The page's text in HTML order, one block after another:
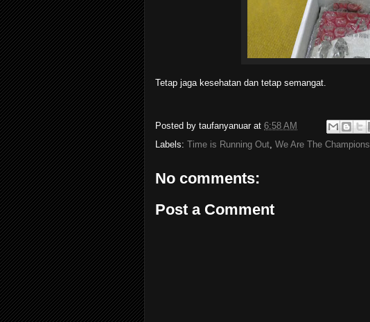
Tetap jaga kesehatan dan tetap semangat.
Posted by taufanyanuar at 6:58 AM
Labels: Time is Running Out We Are The Champions
No comments:
Post a Comment